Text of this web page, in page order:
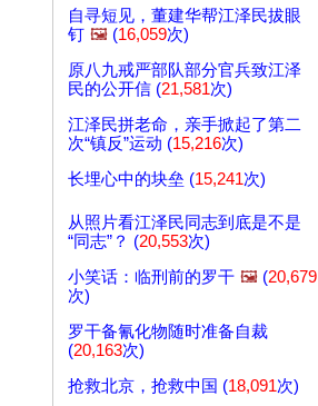
自寻短见，董建华帮江泽民拔眼
钉 🖼️ (16,059次)
原八九戒严部队部分官兵致江泽
民的公开信 (21,581次)
江泽民拼老命，亲手掀起了第二
次“镇反”运动 (15,216次)
长埋心中的块垒 (15,241次)
从照片看江泽民同志到底是不是
“同志”？ (20,553次)
小笑话：临刑前的罗干 🖼️ (20,679
次)
罗干备氰化物随时准备自裁
(20,163次)
抢救北京，抢救中国 (18,091次)